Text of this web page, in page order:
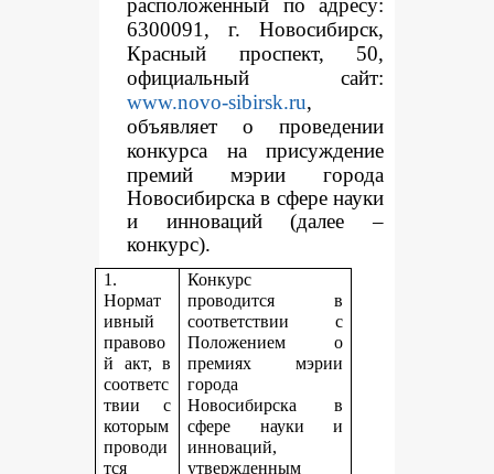
расположенный по адресу:
6300091, г. Новосибирск,
Красный проспект, 50,
официальный сайт:
www.novo-sibirsk.ru,
объявляет о проведении
конкурса на присуждение
премий мэрии города
Новосибирска в сфере науки
и инноваций (далее –
конкурс).
1.
Нормат
ивный
правово
й акт, в
соответс
твии с
которым
проводи
тся
Конкурс
проводится в
соответствии с
Положением о
премиях мэрии
города
Новосибирска в
сфере науки и
инноваций,
утвержденным